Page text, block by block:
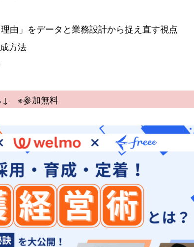
由」をデータと業務設計から捉え直す視点
方法
↓ ※参加無料